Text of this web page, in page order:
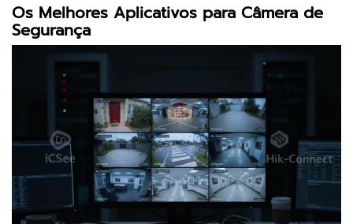
Os Melhores Aplicativos para Câmera de
Segurança